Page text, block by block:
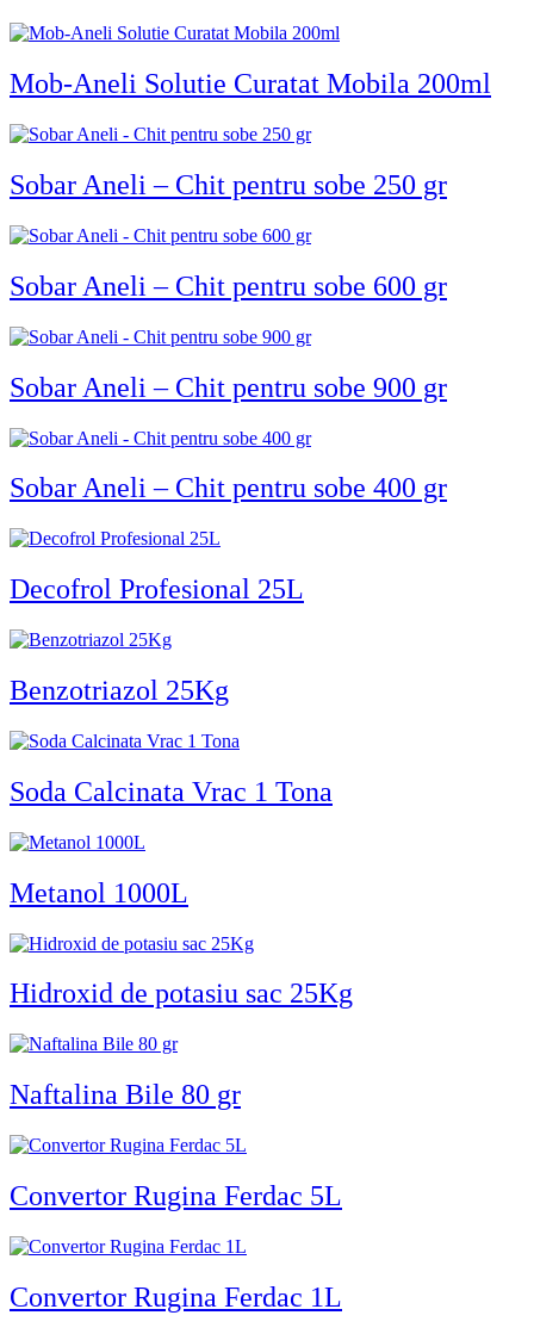
Mob-Aneli Solutie Curatat Mobila 200ml
Sobar Aneli – Chit pentru sobe 250 gr
Sobar Aneli – Chit pentru sobe 600 gr
Sobar Aneli – Chit pentru sobe 900 gr
Sobar Aneli – Chit pentru sobe 400 gr
Decofrol Profesional 25L
Benzotriazol 25Kg
Soda Calcinata Vrac 1 Tona
Metanol 1000L
Hidroxid de potasiu sac 25Kg
Naftalina Bile 80 gr
Convertor Rugina Ferdac 5L
Convertor Rugina Ferdac 1L